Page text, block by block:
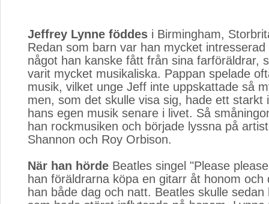
Jeffrey Lynne föddes i Birmingham,
Redan som barn var han mycket
något han kanske fått från sina farföräldrar,
varit mycket musikaliska. Pappan spelade
musik, vilket unge Jeff inte uppskattade så
men, som det skulle visa sig, hade ett starkt
hans egen musik senare i livet. Så
han rockmusiken och började lyssna på
Shannon och Roy Orbison.
När han hörde Beatles singel "Please
han föräldrarna köpa en gitarr åt honom och
han både dag och natt. Beatles skulle sedan